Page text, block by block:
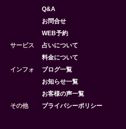
Q&A
お問合せ
WEB予約
サービス
占いについて
料金について
インフォ
ブログ一覧
お知らせ一覧
お客様の声一覧
その他
プライバシーポリシー